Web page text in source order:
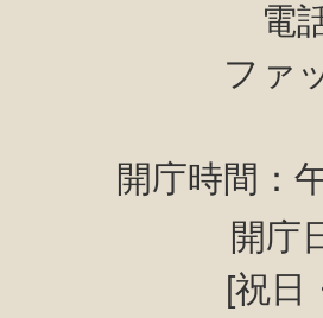
電
ファ
開庁時間：
開庁
[祝日